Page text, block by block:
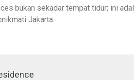
bukan sekadar tempat tidur; ini
Jakarta.